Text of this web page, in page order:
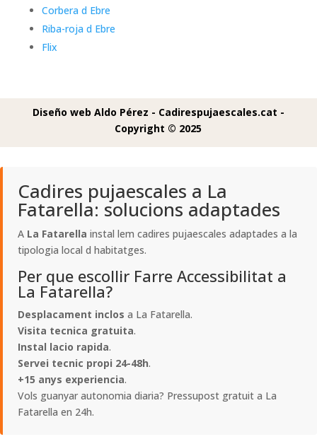
Corbera d Ebre
Riba-roja d Ebre
Flix
Diseño web Aldo Pérez - Cadirespujaescales.cat -
Copyright © 2025
Cadires pujaescales a La
Fatarella: solucions adaptades
A La Fatarella instal lem cadires pujaescales adaptades a la
tipologia local d habitatges.
Per que escollir Farre Accessibilitat a
La Fatarella?
Desplacament inclos a La Fatarella.
Visita tecnica gratuita.
Instal lacio rapida.
Servei tecnic propi 24-48h.
+15 anys experiencia.
Vols guanyar autonomia diaria? Pressupost gratuit a La
Fatarella en 24h.